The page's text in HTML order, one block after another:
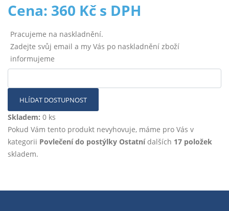
Cena: 360 Kč s DPH
Pracujeme na naskladnění.
Zadejte svůj email a my Vás po naskladnění zboží
informujeme
HLÍDAT DOSTUPNOST
Skladem: 0 ks
Pokud Vám tento produkt nevyhovuje, máme pro Vás v
kategorii Povlečení do postýlky Ostatnídalších 17 položek
skladem.